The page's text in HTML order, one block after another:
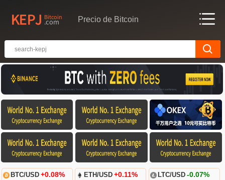
Precio de Bitcoin
BTC/USD +0.08% ETH/USD +0.11% LTC/USD -0.07%